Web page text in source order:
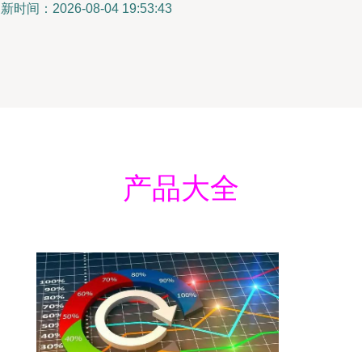
时间：2026-08-04 19:53:43
产品大全